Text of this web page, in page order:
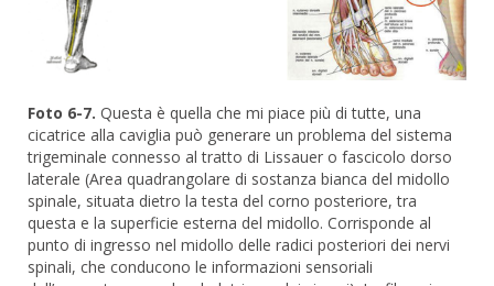
Foto 6-7. Questa è quella che mi piace più di tutte, una
cicatrice alla caviglia può generare un problema del sistema
trigeminale connesso al tratto di Lissauer o fascicolo dorso
laterale (Area quadrangolare di sostanza bianca del midollo
spinale, situata dietro la testa del corno posteriore, tra
questa e la superficie esterna del midollo. Corrisponde al
punto di ingresso nel midollo delle radici posteriori dei nervi
spinali, che conducono le informazioni sensoriali